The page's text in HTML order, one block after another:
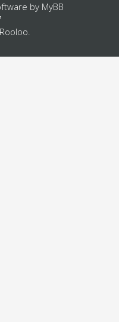
by MyBB
Rooloo.